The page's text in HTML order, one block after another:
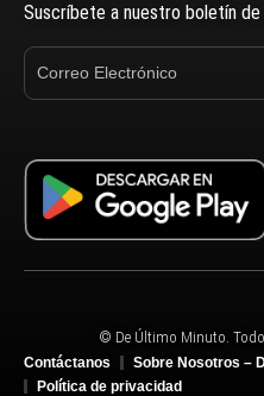
Suscríbete a nuestro boletín de
© De Último Minuto.
Contáctanos
Sobre Nosotros –
Política de privacidad